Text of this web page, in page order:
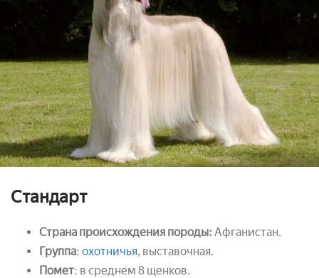
Стандарт
Страна происхождения породы: Афганистан.
Группа: охотничья, выставочная.
Помет: в среднем 8 щенков.